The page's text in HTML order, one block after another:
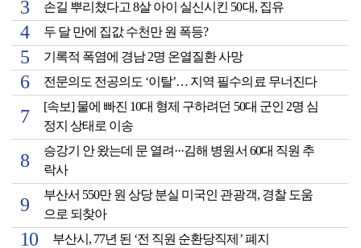
손길 뿌리쳤다고 8살 아이 실신시킨 50대, 집유
두 달 만에 집값 수천만 원 폭등?
기록적 폭염에 경남 2명 온열질환 사망
전문의도 전공의도 ‘이탈’… 지역 필수의료 무너진다
[속보] 물에 빠진 10대 형제 구하려던 50대 군인 2명 심
정지 상태로 이송
승강기 안 왔는데 문 열려···김해 병원서 60대 직원 추
락사
부산서 550만 원 상당 분실 미국인 관광객, 경찰 도움
으로 되찾아
부산시, 77년 된 ‘전 직원 순환당직제’ 폐지